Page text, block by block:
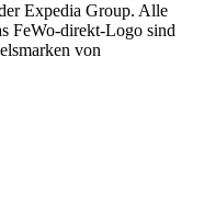
Expedia Group. Alle
FeWo-direkt-Logo sind
von